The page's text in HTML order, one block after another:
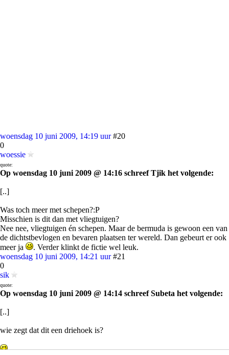
woensdag 10 juni 2009, 14:19 uur #20
0
woessie
quote:
Op woensdag 10 juni 2009 @ 14:16 schreef Tjik het volgende:
[..]
Was toch meer met schepen?:P
Misschien is dit dan met vliegtuigen?
Nee nee, vliegtuigen én schepen. Maar de bermuda is gewoon een van
de dichtstbevlogen en bevaren plaatsen ter wereld. Dan gebeurt er ook
meer ja
. Verder klinkt de fictie wel leuk.
woensdag 10 juni 2009, 14:21 uur #21
0
sik
quote:
Op woensdag 10 juni 2009 @ 14:14 schreef Subeta het volgende:
[..]
wie zegt dat dit een driehoek is?